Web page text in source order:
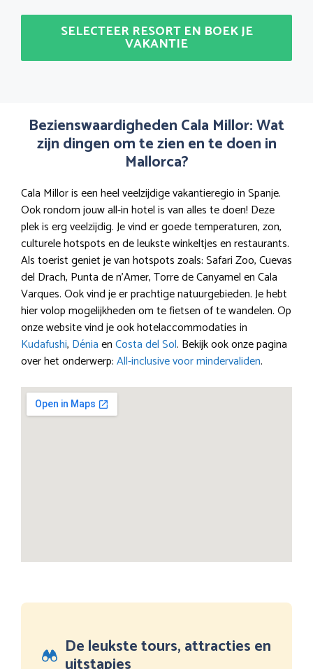
SELECTEER RESORT EN BOEK JE
VAKANTIE
Bezienswaardigheden Cala Millor: Wat
zijn dingen om te zien en te doen in
Mallorca?
Cala Millor is een heel veelzijdige vakantieregio in Spanje.
Ook rondom jouw all-in hotel is van alles te doen! Deze
plek is erg veelzijdig. Je vind er goede temperaturen, zon,
culturele hotspots en de leukste winkeltjes en restaurants.
Als toerist geniet je van hotspots zoals: Safari Zoo, Cuevas
del Drach, Punta de n’Amer, Torre de Canyamel en Cala
Varques. Ook vind je er prachtige natuurgebieden. Je hebt
hier volop mogelijkheden om te fietsen of te wandelen. Op
onze website vind je ook hotelaccommodaties in
Kudafushi, DéniaenCosta del Sol. Bekijk ook onze pagina
over het onderwerp:All-inclusive voor mindervaliden.
De leukste tours, attracties en